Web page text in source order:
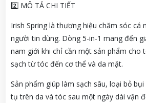
2️⃣ MÔ TẢ CHI TIẾT
Irish Spring là thương hiệu chăm sóc cá
người tin dùng. Dòng 5-in-1 mang đến
nam giới khi chỉ cần một sản phẩm cho
sạch từ tóc đến cơ thể và da mặt.
Sản phẩm giúp làm sạch sâu, loại bỏ
tụ trên da và tóc sau một ngày dài vận